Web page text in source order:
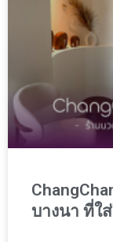
บางนา ที่ใ